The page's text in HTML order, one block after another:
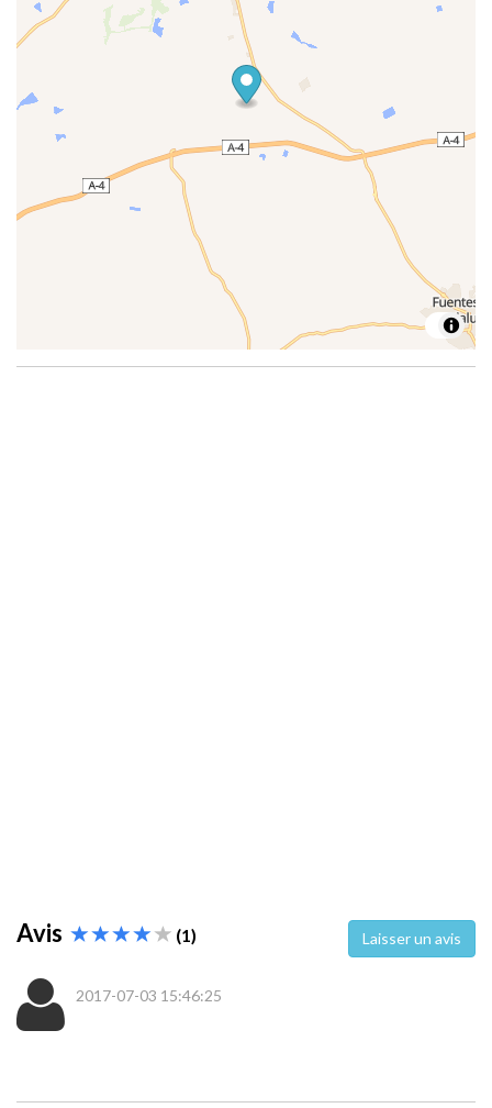
Avis (1) Laisser un avis
2017-07-03 15:46:25